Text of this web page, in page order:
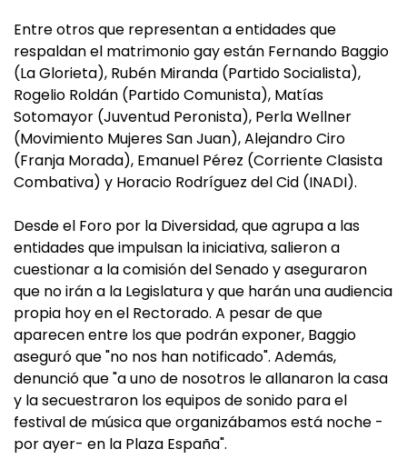
Entre otros que representan a entidades que
respaldan el matrimonio gay están Fernando Baggio
(La Glorieta), Rubén Miranda (Partido Socialista),
Rogelio Roldán (Partido Comunista), Matías
Sotomayor (Juventud Peronista), Perla Wellner
(Movimiento Mujeres San Juan), Alejandro Ciro
(Franja Morada), Emanuel Pérez (Corriente Clasista
Combativa) y Horacio Rodríguez del Cid (INADI).
Desde el Foro por la Diversidad, que agrupa a las
entidades que impulsan la iniciativa, salieron a
cuestionar a la comisión del Senado y aseguraron
que no irán a la Legislatura y que harán una audiencia
propia hoy en el Rectorado. A pesar de que
aparecen entre los que podrán exponer, Baggio
aseguró que "no nos han notificado". Además,
denunció que "a uno de nosotros le allanaron la casa
y la secuestraron los equipos de sonido para el
festival de música que organizábamos está noche -
por ayer- en la Plaza España".